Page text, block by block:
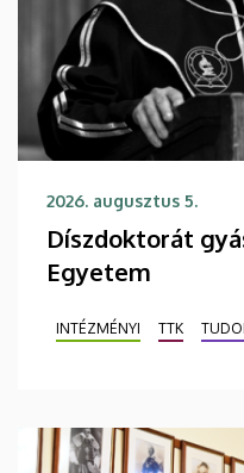
2026. augusztus 5.
Díszdoktorát
Egyetem
INTÉZMÉNYI TTK